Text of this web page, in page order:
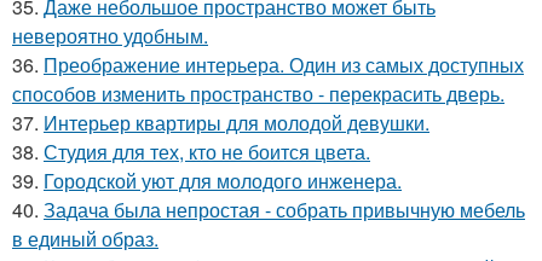
35. Даже небольшое пространство может быть
невероятно удобным.
36. Преображение интерьера. Один из самых доступных
способов изменить пространство - перекрасить дверь.
37. Интерьер квартиры для молодой девушки.
38. Студия для тех, кто не боится цвета.
39. Городской уют для молодого инженера.
40. Задача была непростая - собрать привычную мебель
в единый образ.